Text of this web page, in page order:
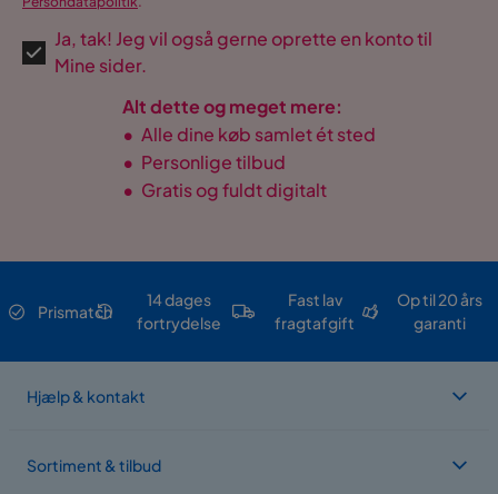
Ja, tak! Jeg vil også gerne oprette en konto til
Mine sider.
Alt dette og meget mere:
• Alle dine køb samlet ét sted
• Personlige tilbud
• Gratis og fuldt digitalt
Prismatch
14 dages
fortrydelse
Fast lav
fragtafgift
Op til 20 års
garanti
Hjælp & kontakt
Sortiment & tilbud